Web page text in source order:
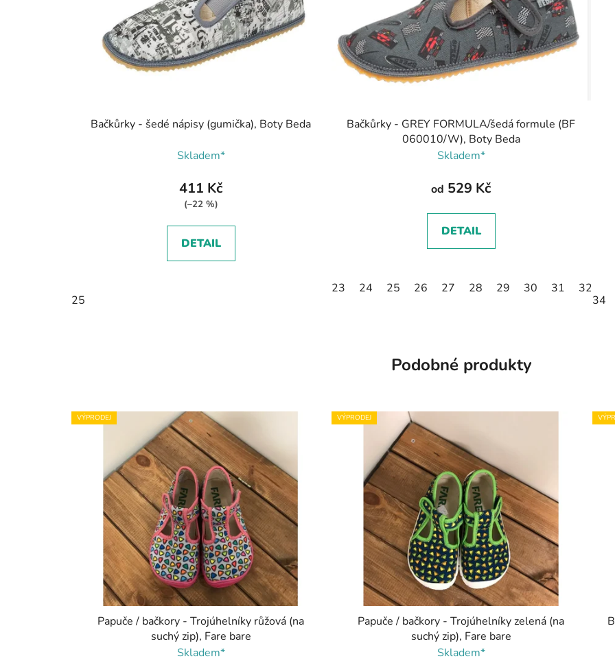
Bačkůrky - šedé nápisy (gumička), Boty Beda
Skladem*
411 Kč
(–22 %)
DETAIL
25
Bačkůrky - GREY FORMULA/šedá formule (BF
060010/W), Boty Beda
Skladem*
od 529 Kč
DETAIL
23 24 25 26 27 28 29 30 31 32
34
Podobné produkty
VÝPRODEJ
Papuče / bačkory - Trojúhelníky růžová (na
suchý zip), Fare bare
Skladem*
VÝPRODEJ
Papuče / bačkory - Trojúhelníky zelená (na
suchý zip), Fare bare
Skladem*